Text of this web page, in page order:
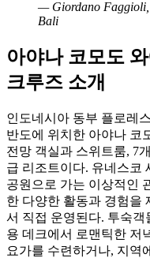
— Giordano Faggioli,
Bali
아야나 코모도
크루즈 소개
인도네시아 동부 플로레
반도에 위치한 아야나 코
전망 객실과 스위트룸, 7
급 리조트이다. 유네스코
공원으로 가는 이상적인
한 다양한 활동과 경험을
서 직접 운영된다. 투숙객
용 데크에서 로맨틱한 저
요가를 수련하거나, 지역